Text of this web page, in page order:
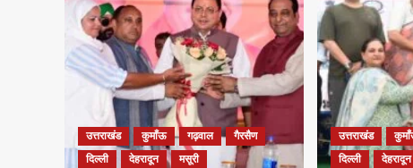
उत्तराखंड कुमाँऊ गढ़वाल
गैरसैण
दिल्ली
देहरादून मसूरी
उत्तराखंड
दिल्ली
देहरादून